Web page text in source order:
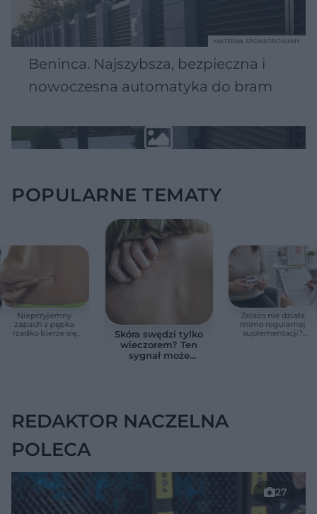
Beninca. Najszybsza, bezpieczna i
nowoczesna automatyka do bram
MATERIAŁ SPONSOROWANY
POPULARNE TEMATY
Nieprzyjemny
zapach z pępka
rzadko bierze się
Skóra swędzi tylko
wieczorem? Ten
sygnał może
Żelazo nie działa
mimo regularnej
suplementacji?
REDAKTOR NACZELNA
POLECA
27